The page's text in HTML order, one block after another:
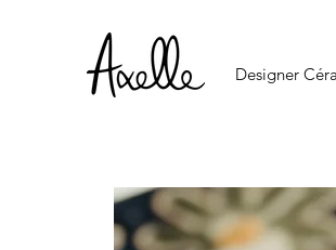
Designer